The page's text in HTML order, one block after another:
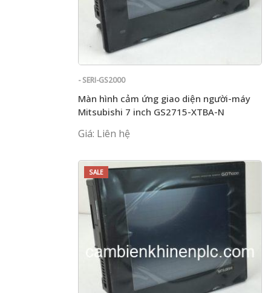
- SERI-GS2000
Màn hình cảm ứng giao diện người-máy
Mitsubishi 7 inch GS2715-XTBA-N
Giá: Liên hệ
SALE